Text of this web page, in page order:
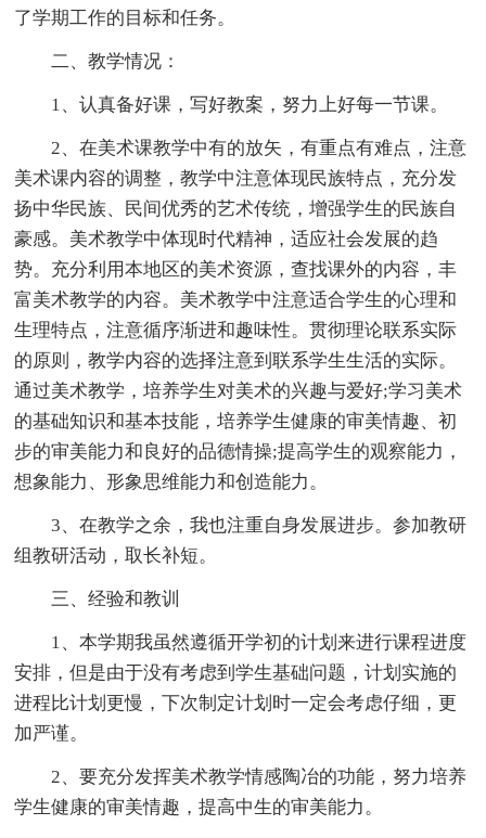
了学期工作的目标和任务。
二、教学情况：
1、认真备好课，写好教案，努力上好每一节课。
2、在美术课教学中有的放矢，有重点有难点，注意
美术课内容的调整，教学中注意体现民族特点，充分发
扬中华民族、民间优秀的艺术传统，增强学生的民族自
豪感。美术教学中体现时代精神，适应社会发展的趋
势。充分利用本地区的美术资源，查找课外的内容，丰
富美术教学的内容。美术教学中注意适合学生的心理和
生理特点，注意循序渐进和趣味性。贯彻理论联系实际
的原则，教学内容的选择注意到联系学生生活的实际。
通过美术教学，培养学生对美术的兴趣与爱好;学习美术
的基础知识和基本技能，培养学生健康的审美情趣、初
步的审美能力和良好的品德情操;提高学生的观察能力，
想象能力、形象思维能力和创造能力。
3、在教学之余，我也注重自身发展进步。参加教研
组教研活动，取长补短。
三、经验和教训
1、本学期我虽然遵循开学初的计划来进行课程进度
安排，但是由于没有考虑到学生基础问题，计划实施的
进程比计划更慢，下次制定计划时一定会考虑仔细，更
加严谨。
2、要充分发挥美术教学情感陶冶的功能，努力培养
学生健康的审美情趣，提高中生的审美能力。